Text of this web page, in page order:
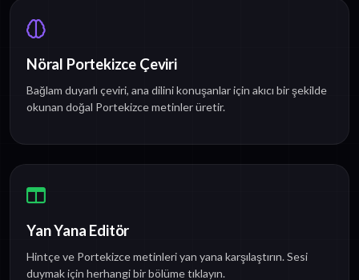
Nöral Portekizce Çeviri
Bağlam duyarlı çeviri, ana dilini konuşanlar için akıcı bir şekilde
okunan doğal Portekizce metinler üretir.
Yan Yana Editör
Hintçe ve Portekizce metinleri yan yana karşılaştırın. Sesi
duymak için herhangi bir bölüme tıklayın.